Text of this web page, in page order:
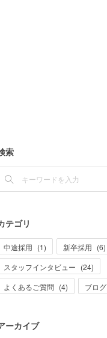
索
テゴリ
中途採用 (1) 新卒採用 (6)
スタッフインタビュー (24)
よくあるご質問 (4) ブログ
ーカイブ